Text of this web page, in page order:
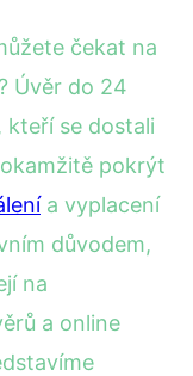
čekat na
Úvěr do 24
kteří se dostali
pokrýt
a vyplacení
důvodem,
na
a online